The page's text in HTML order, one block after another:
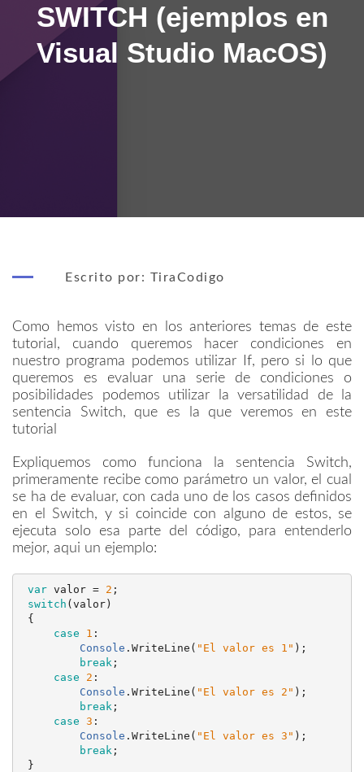
SWITCH (ejemplos en
Visual Studio MacOS)
Escrito por: TiraCodigo
Como hemos visto en los anteriores temas de este
tutorial, cuando queremos hacer condiciones en
nuestro programa podemos utilizar If, pero si lo que
queremos es evaluar una serie de condiciones o
posibilidades podemos utilizar la versatilidad de la
sentencia Switch, que es la que veremos en este
tutorial
Expliquemos como funciona la sentencia Switch,
primeramente recibe como parámetro un valor, el cual
se ha de evaluar, con cada uno de los casos definidos
en el Switch, y si coincide con alguno de estos, se
ejecuta solo esa parte del código, para entenderlo
mejor, aqui un ejemplo:
var valor = 2 ;
switch (valor)
{
case
1 :
Console . WriteLine ( " El valor es 1 " );
break ;
case
2 :
Console . WriteLine ( " El valor es 2 " );
break ;
case 3 :
Console . WriteLine ( " El valor es 3 " );
break ;
}